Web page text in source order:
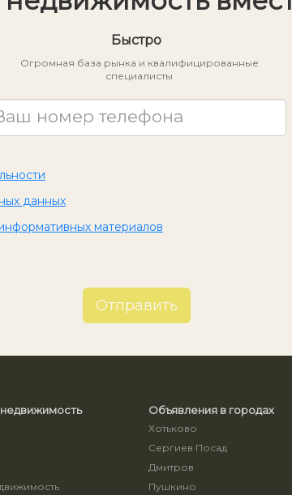
Быстро
Огромная база рынка и квалифицированные
специалисты
номер телефона
данных
материалов
Отправить
недвижимость Объявления в городах
Хотьково
Сергиев Посад
Дмитров
Пушкино